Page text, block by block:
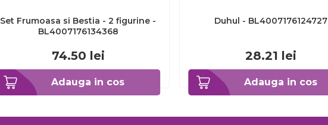
Adauga in cos
Set Frumoasa si Bestia - 2 figurine -
BL4007176134368
74.50 lei
Adauga in cos
Duhul - BL4007176124727
28.21 lei